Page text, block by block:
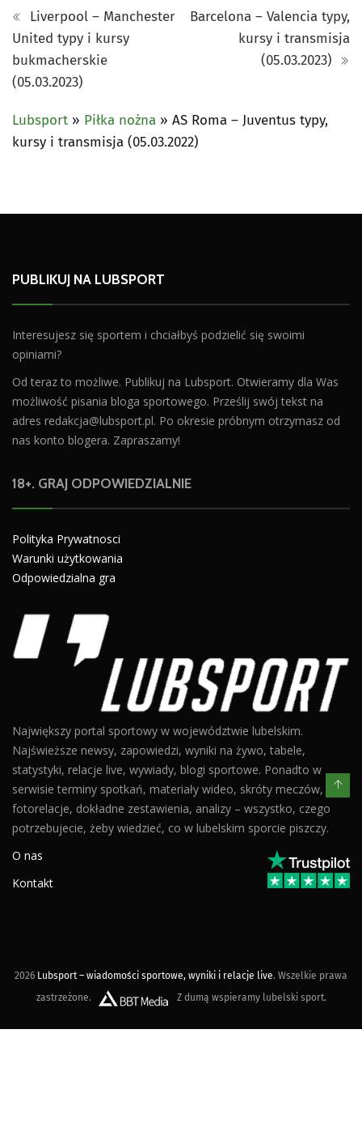
Liverpool – Manchester
United typy i kursy
bukmacherskie
(05.03.2023)
Barcelona – Valencia typy,
kursy i transmisja
(05.03.2023)
Lubsport » Piłka nożna » AS Roma – Juventus typy,
kursy i transmisja (05.03.2022)
PUBLIKUJ NA LUBSPORT
Interesujesz się sportem i chciałbyś podzielić się swoimi
opiniami?
Od teraz to możliwe. Publikuj na Lubsport. Otwieramy dla Was
możliwość pisania bloga sportowego. Prześlij swój tekst na
adres redakcja@lubsport.pl. Po okresie próbnym otrzymasz od
nas konto blogera. Zapraszamy!
18+. GRAJ ODPOWIEDZIALNIE
Polityka Prywatnosci
Warunki użytkowania
Odpowiedzialna gra
Największy portal sportowy w województwie lubelskim.
Najświeższe newsy, zapowiedzi, wyniki na żywo, tabele,
statystyki, relacje live, wywiady, blogi sportowe. Ponadto w
serwisie terminy spotkań, materiały wideo, skróty meczów,
fotorelacje, dokładne zestawienia, analizy – wszystko, czego
potrzebujecie, żeby wiedzieć, co w lubelskim sporcie piszczy.
O nas
Kontakt
2026 Lubsport – wiadomości sportowe, wyniki i relacje live. Wszelkie prawa
zastrzeżone.
Z dumą wspieramy lubelski sport.